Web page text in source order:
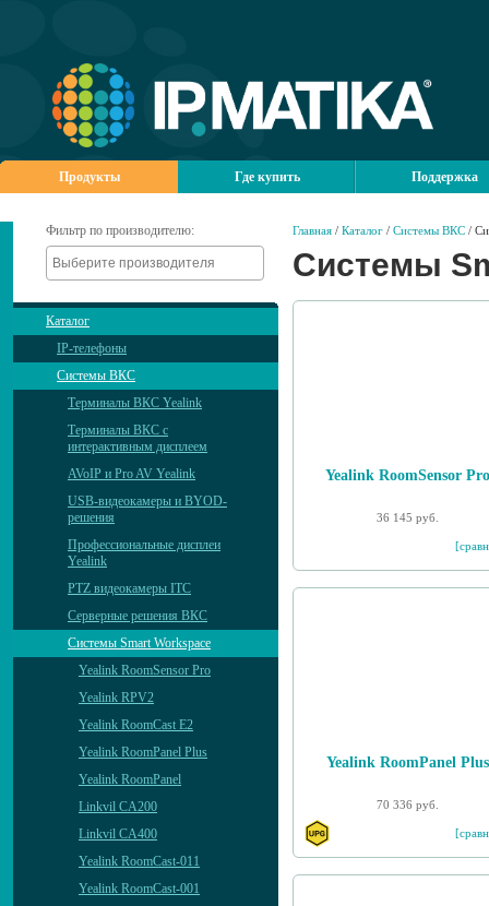
Продукты Где купить Поддержка
Фильтр по производителю:
Каталог
IP-телефоны
Системы ВКС
Терминалы ВКС Yealink
Терминалы ВКС с
интерактивным дисплеем
AVoIP и Pro AV Yealink
USB-видеокамеры и BYOD-
решения
Профессиональные дисплеи
Yealink
PTZ видеокамеры ITC
Серверные решения ВКС
Системы Smart Workspace
Yealink RoomSensor Pro
Yealink RPV2
Yealink RoomCast E2
Yealink RoomPanel Plus
Yealink RoomPanel
Linkvil CA200
Linkvil CA400
Yealink RoomCast-011
Yealink RoomCast-001
Главная / Каталог / Системы ВКС /
Системы
Yealink RoomSensor Pro
36 145 руб.
Yealink RoomPanel Plus
70 336 руб.